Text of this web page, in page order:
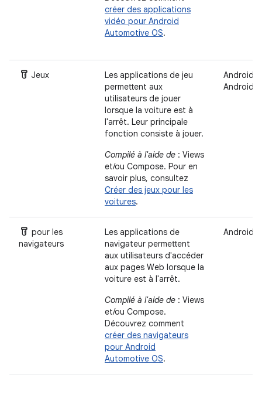
créer des applications
vidéo pour Android
Automotive OS.
Labs Jeux
Les applications de jeu
permettent aux
utilisateurs de jouer
lorsque la voiture est à
l'arrêt. Leur principale
fonction consiste à jouer.
Compilé à l'aide de : Views
et/ou Compose. Pour en
savoir plus, consultez
Créer des jeux pour les
voitures.
Android
Android
Labs pour les
navigateurs
Les applications de
navigateur permettent
aux utilisateurs d'accéder
aux pages Web lorsque la
voiture est à l'arrêt.
Compilé à l'aide de : Views
et/ou Compose.
Découvrez comment
créer des navigateurs
pour Android
Automotive OS.
Android